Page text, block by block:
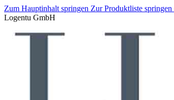
Zum Hauptinhalt springen Zur Produktliste springen
Logentu GmbH